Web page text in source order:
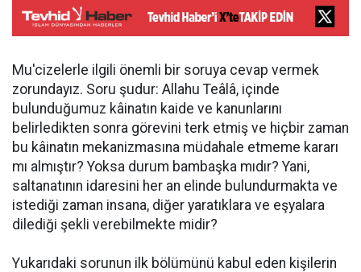
Mu'cizelerle ilgili önemli bir soruya cevap vermek
zorundayız. Soru şudur: Allahu Teâlâ, içinde
bulunduğumuz kâinatın kaide ve kanunlarını
belirledikten sonra görevini terk etmiş ve hiçbir zaman
bu kâinatın mekanizmasına müdahale etmeme kararı
mı almıştır? Yoksa durum bambaşka mıdır? Yani,
saltanatının idaresini her an elinde bulundurmakta ve
istediği zaman insana, diğer yaratıklara ve eşyalara
dilediği şekli verebilmekte midir?
Yukarıdaki sorunun ilk bölümünü kabul eden kişilerin